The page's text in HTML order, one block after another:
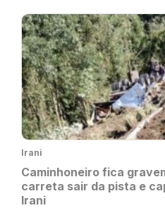
Irani
Caminhoneiro fica
carreta sair da pista e
Irani